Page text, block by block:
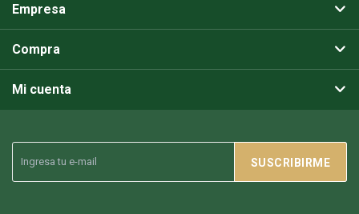
SUSCRIBIRME
Empresa
Compra
Mi cuenta